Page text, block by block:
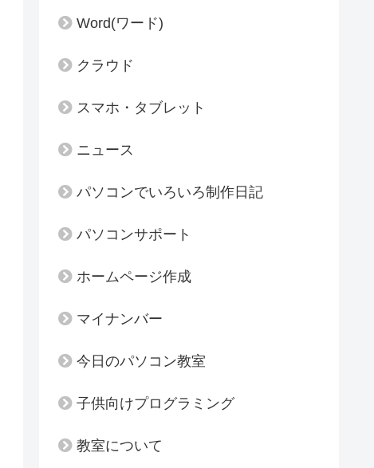
Word(ワード)
クラウド
スマホ・タブレット
ニュース
パソコンでいろいろ制作日記
パソコンサポート
ホームページ作成
マイナンバー
今日のパソコン教室
子供向けプログラミング
教室について